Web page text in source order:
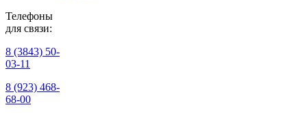
Телефоны
для связи:
8 (3843) 50-
03-11
8 (923) 468-
68-00